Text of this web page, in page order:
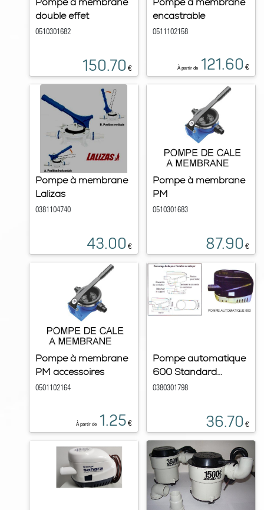
double effet
0510301682
150.70 €
encastrable
0511102158
À partir de 121.60 €
Pompe à membrane
Lalizas
0381104740
43.00 €
Pompe à membrane
PM
0510301683
87.90 €
Pompe à membrane
PM accessoires
0501102164
À partir de 1.25 €
Pompe automatique
600 Standard...
0380301798
36.70 €